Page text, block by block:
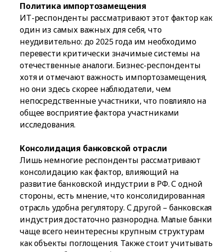
Политика импортозамещения
ИТ-респонденты рассматривают этот фактор как
один из самых важных для себя, что
неудивительно: до 2025 года им необходимо
перевести критически значимые системы на
отечественные аналоги. Бизнес-респонденты
хотя и отмечают важность импортозамещения,
но они здесь скорее наблюдатели, чем
непосредственные участники, что повлияло на
общее восприятие фактора участниками
исследования.
Консолидация банковской отрасли
Лишь немногие респонденты рассматривают
консолидацию как фактор, влияющий на
развитие банковской индустрии в РФ. С одной
стороны, есть мнение, что консолидированная
отрасль удобна регулятору. С другой – банковская
индустрия достаточно разнородна. Малые банки
чаще всего неинтересны крупным структурам
как объекты поглощения. Также стоит учитывать